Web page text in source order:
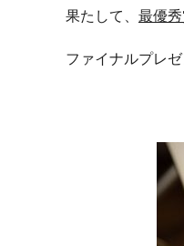
果たして、 最優
ファイナルプレ